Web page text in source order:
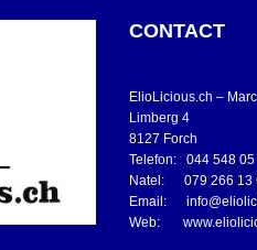
CONTACT
ElioLicious.ch –
Limberg 4
8127 Forch
Telefon: 044 548 05
Natel: 079 266 13
Email:
Web: